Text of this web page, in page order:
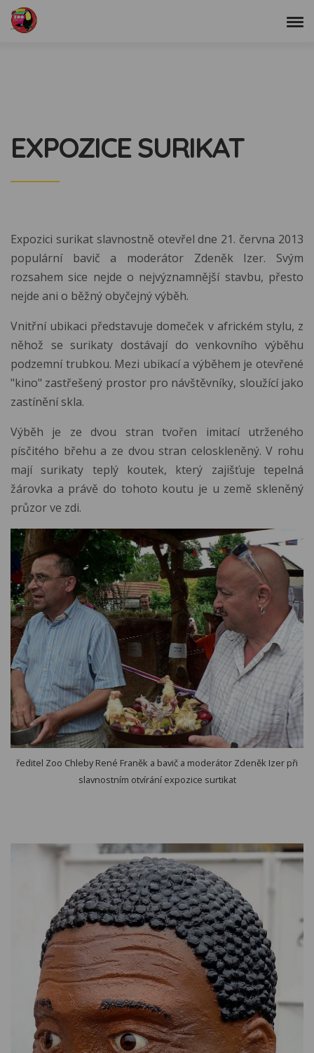
EXPOZICE SURIKAT
Expozici surikat slavnostně otevřel dne 21. června 2013
populární bavič a moderátor Zdeněk Izer. Svým
rozsahem sice nejde o nejvýznamnější stavbu, přesto
nejde ani o běžný obyčejný výběh.
Vnitřní ubikaci představuje domeček v africkém stylu, z
něhož se surikaty dostávají do venkovního výběhu
podzemní trubkou. Mezi ubikací a výběhem je otevřené
"kino" zastřešený prostor pro návštěvníky, sloužící jako
zastínění skla.
Výběh je ze dvou stran tvořen imitací utrženého
písčitého břehu a ze dvou stran celoskleněný. V rohu
mají surikaty teplý koutek, který zajišťuje tepelná
žárovka a právě do tohoto koutu je u země skleněný
průzor ve zdi.
ředitel Zoo Chleby René Franěk a bavič a moderátor Zdeněk Izer při
slavnostním otvírání expozice surtikat